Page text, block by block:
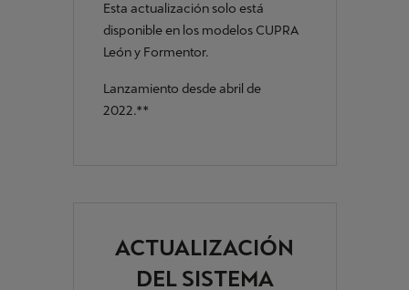
Esta actualización solo está
disponible en los modelos CUPRA
León y Formentor.
Lanzamiento desde abril de
2022.**
ACTUALIZACIÓN
DEL SISTEMA